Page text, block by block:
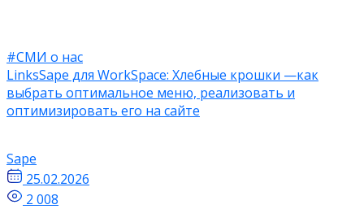
#СМИ о нас
LinksSape для WorkSpace: Хлебные крошки —как
выбрать оптимальное меню, реализовать и
оптимизировать его на сайте
Sape
25.02.2026
2 008